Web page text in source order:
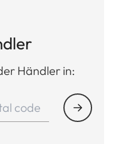
Händler in: